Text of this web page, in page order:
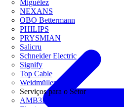
Miguélez
NEXANS
OBO Bettermann
PHILIPS
PRYSMIAN
Salicru
Schneider Electric
Signify
Top Cable
Weidmüller
Serviços para o Setor
AMB3E